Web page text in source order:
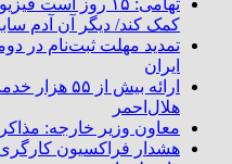
تهامی: ۱۵ روز
کمک کند/ دیگر آن آدم
تمدید مهلت ثبت‌نام در
ایران
ارائه بیش
هلال‌احمر
معاون وزیر خارجه:
هشدار فراکسیون